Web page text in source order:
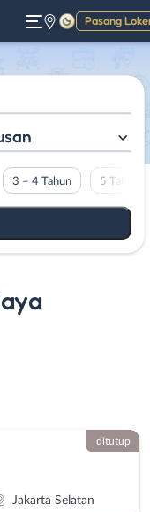
Pasang
Gelap
3 – 4 Tahun 5 Tahun
Jakarta Selatan
ditutup